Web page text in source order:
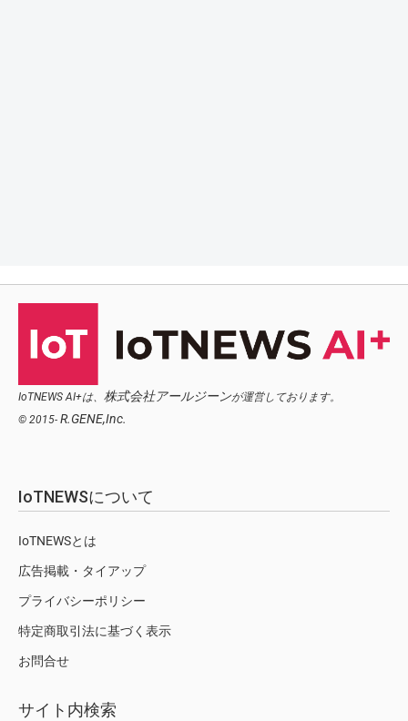
IoTNEWS AI+は、 株式会社アールジーンが運営しております。
© 2015- R.GENE,Inc.
IoTNEWSについて
IoTNEWSとは
広告掲載・タイアップ
プライバシーポリシー
特定商取引法に基づく表示
お問合せ
サイト内検索